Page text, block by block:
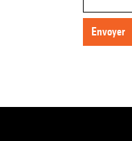
envoyer